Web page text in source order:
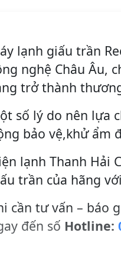
lạnh giấu trần
nghệ Châu Âu,
trở thành
số lý do nên lựa
bảo vệ,khử ẩm
lạnh Thanh Hải
trần của hãng
cần tư vấn – báo
đến số Hotline: